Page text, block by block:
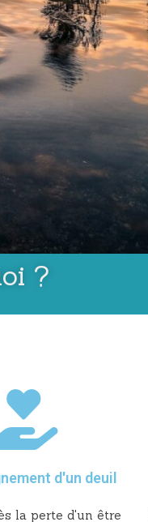
?
d'un deuil
la perte d'un être